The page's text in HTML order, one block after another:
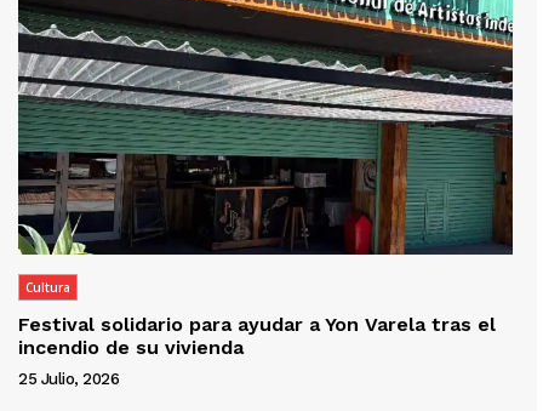
Cultura
Festival solidario para ayudar a Yon Varela tras el
incendio de su vivienda
25 Julio, 2026